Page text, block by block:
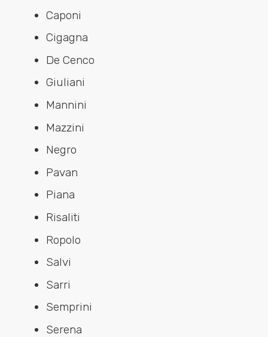
Caponi
Cigagna
De Cenco
Giuliani
Mannini
Mazzini
Negro
Pavan
Piana
Risaliti
Ropolo
Salvi
Sarri
Semprini
Serena